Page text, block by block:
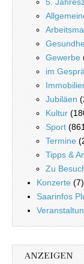
Gewerbe
im
Jubiläen
Kultur
Sport
Termine
Tipps &
Zu
Konzerte (7)
Saarinfos
ANZEIGEN